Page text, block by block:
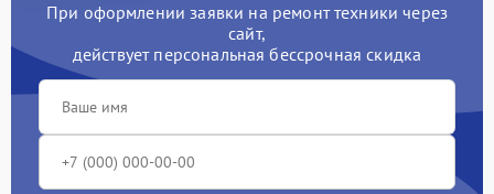
При оформлении заявки на ремонт техники через
сайт,
действует персональная бессрочная скидка